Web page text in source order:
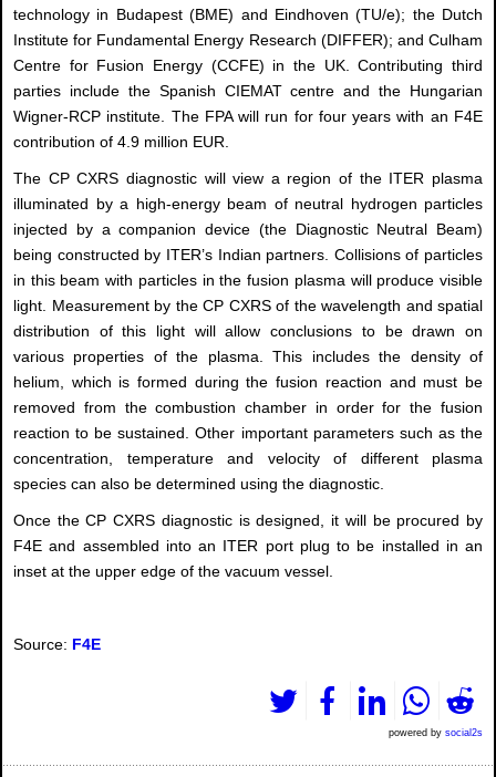
technology in Budapest (BME) and Eindhoven (TU/e); the Dutch
Institute for Fundamental Energy Research (DIFFER); and Culham
Centre for Fusion Energy (CCFE) in the UK. Contributing third
parties include the Spanish CIEMAT centre and the Hungarian
Wigner-RCP institute. The FPA will run for four years with an F4E
contribution of 4.9 million EUR.
The CP CXRS diagnostic will view a region of the ITER plasma
illuminated by a high-energy beam of neutral hydrogen particles
injected by a companion device (the Diagnostic Neutral Beam)
being constructed by ITER’s Indian partners. Collisions of particles
in this beam with particles in the fusion plasma will produce visible
light. Measurement by the CP CXRS of the wavelength and spatial
distribution of this light will allow conclusions to be drawn on
various properties of the plasma. This includes the density of
helium, which is formed during the fusion reaction and must be
removed from the combustion chamber in order for the fusion
reaction to be sustained. Other important parameters such as the
concentration, temperature and velocity of different plasma
species can also be determined using the diagnostic.
Once the CP CXRS diagnostic is designed, it will be procured by
F4E and assembled into an ITER port plug to be installed in an
inset at the upper edge of the vacuum vessel.
Source: F4E
powered by social2s